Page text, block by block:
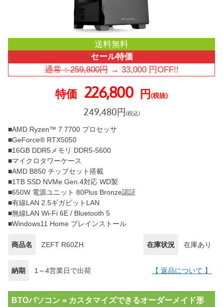
送料無料
セール特価
通常：259,800円→ 33,000円OFF!!
特価 226,800 円(税抜)
249,480円(税込)
■AMD Ryzen™ 7 7700 プロセッサ
■GeForce® RTX5050
■16GB DDR5メモリ DDR5-5600
■マイクロタワーケース
■AMD B850 チップセット搭載
■1TB SSD NVMe Gen.4対応 WD製
■650W 電源ユニット 80Plus Bronze認証
■有線LAN 2.5ギガビットLAN
■無線LAN Wi-Fi 6E / Bluetooth 5
■Windows11 Home プレインストール
商品名 ZEFT R60ZH 在庫状況 在庫あり
納期 1～4営業日で出荷 【 返品について 】
BTOパソコン = カスタマイズできるオーダーメイド形